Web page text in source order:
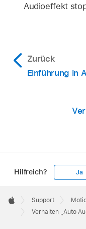
Audioeffekt
Zurück
Einführung in
Hilfreich? Ja
Footer

Apple
Support
Verhalten „Auto